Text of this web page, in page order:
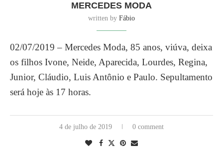
MERCEDES MODA
written by Fábio
02/07/2019 – Mercedes Moda, 85 anos, viúva, deixa
os filhos Ivone, Neide, Aparecida, Lourdes, Regina,
Junior, Cláudio, Luis Antônio e Paulo. Sepultamento
será hoje às 17 horas.
4 de julho de 2019 0 comment